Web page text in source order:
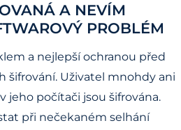
A NEVÍM
PROBLÉM
a nejlepší ochranou před
šifrování. Uživatel mnohdy ani
jeho počítači jsou šifrována.
při nečekaném selhání